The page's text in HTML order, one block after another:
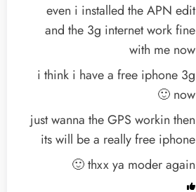
even i installed the APN edit
and the 3g internet work fine
with me now
i think i have a free iphone 3g
now 🙂
just wanna the GPS workin then
its will be a really free iphone
thxx ya moder again 🙂